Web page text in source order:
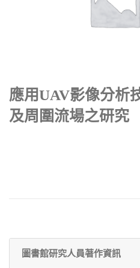
應用UAV影像分析
及周圍流場之研究
圖書館研究人員著作資訊